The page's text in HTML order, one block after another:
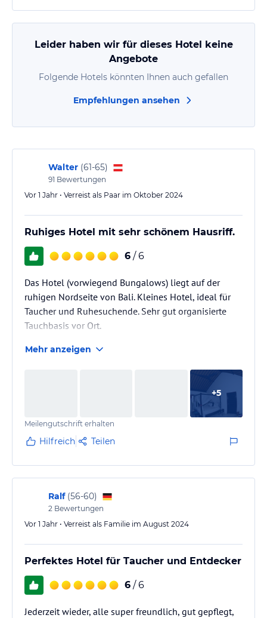
Leider haben wir für dieses Hotel keine
Angebote
Folgende Hotels könnten Ihnen auch gefallen
Empfehlungen ansehen
Walter (61-65)
91 Bewertungen
Vor 1 Jahr • Verreist als Paar im Oktober 2024
Ruhiges Hotel mit sehr schönem Hausriff.
6 / 6
Das Hotel (vorwiegend Bungalows) liegt auf der
ruhigen Nordseite von Bali. Kleines Hotel, ideal für
Taucher und Ruhesuchende. Sehr gut organisierte
Tauchbasis vor Ort.
Mehr anzeigen
+5
Meilengutschrift erhalten
Hilfreich Teilen
Ralf (56-60)
2 Bewertungen
Vor 1 Jahr • Verreist als Familie im August 2024
Perfektes Hotel für Taucher und Entdecker
6 / 6
Jederzeit wieder, alle super freundlich, gut gepflegt,